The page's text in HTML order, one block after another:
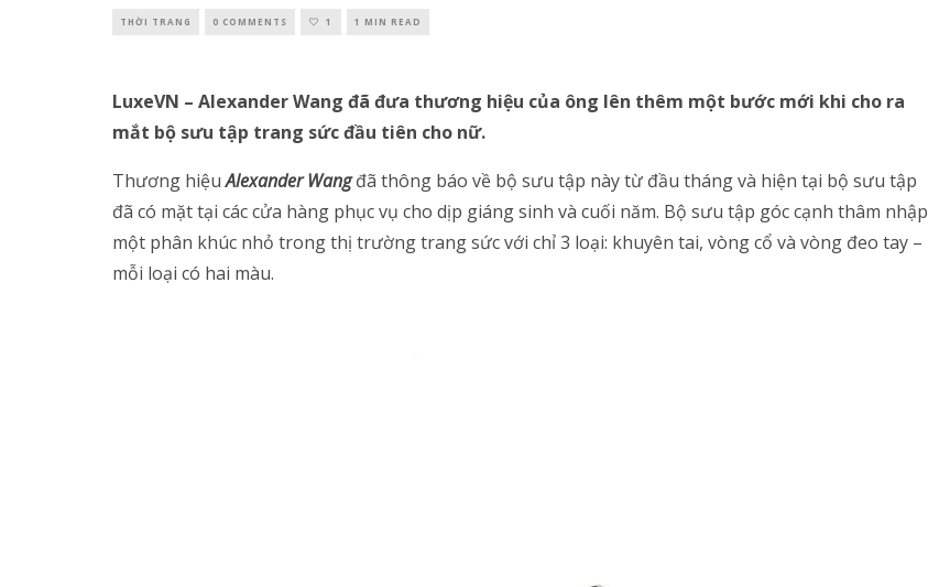
THỜI TRANG 0 COMMENTS 1 1 MIN READ
LuxeVN – Alexander Wang đã đưa thương hiệu của ông lên thêm một bước mới khi cho ra
mắt bộ sưu tập trang sức đầu tiên cho nữ.
Thương hiệuAlexander Wang đã thông báo về bộ sưu tập này từ đầu tháng và hiện tại bộ sưu tập
đã có mặt tại các cửa hàng phục vụ cho dịp giáng sinh và cuối năm. Bộ sưu tập góc cạnh thâm nhập
một phân khúc nhỏ trong thị trường trang sức với chỉ 3 loại: khuyên tai, vòng cổ và vòng đeo tay –
mỗi loại có hai màu.